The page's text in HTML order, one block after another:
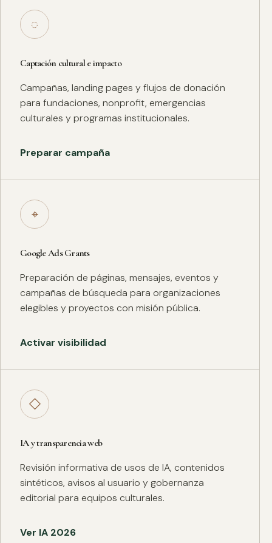
◌
Captación cultural e impacto
Campañas, landing pages y flujos de donación
para fundaciones, nonprofit, emergencias
culturales y programas institucionales.
Preparar campaña
⌖
Google Ads Grants
Preparación de páginas, mensajes, eventos y
campañas de búsqueda para organizaciones
elegibles y proyectos con misión pública.
Activar visibilidad
◇
IA y transparencia web
Revisión informativa de usos de IA, contenidos
sintéticos, avisos al usuario y gobernanza
editorial para equipos culturales.
Ver IA 2026